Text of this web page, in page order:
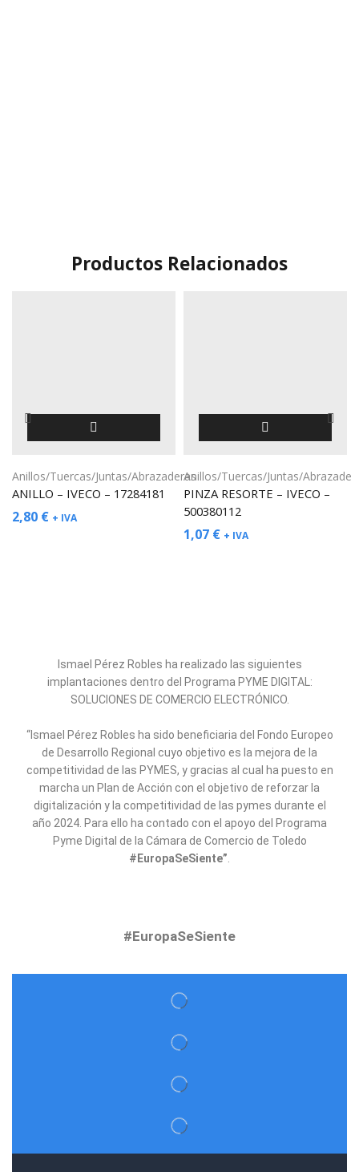
Productos Relacionados
Anillos/Tuercas/Juntas/Abrazaderas
ANILLO – IVECO – 17284181
2,80 € + IVA
Anillos/Tuercas/Juntas/
PINZA RESORTE – IVECO –
500380112
1,07 € + IVA
Ismael Pérez Robles ha realizado las siguientes
implantaciones dentro del Programa PYME DIGITAL:
SOLUCIONES DE COMERCIO ELECTRÓNICO.
“Ismael Pérez Robles ha sido beneficiaria del Fondo Europeo
de Desarrollo Regional cuyo objetivo es la mejora de la
competitividad de las PYMES, y gracias al cual ha puesto en
marcha un Plan de Acción con el objetivo de reforzar la
digitalización y la competitividad de las pymes durante el
año 2024. Para ello ha contado con el apoyo del Programa
Pyme Digital de la Cámara de Comercio de Toledo
#EuropaSeSiente”
#EuropaSeSiente